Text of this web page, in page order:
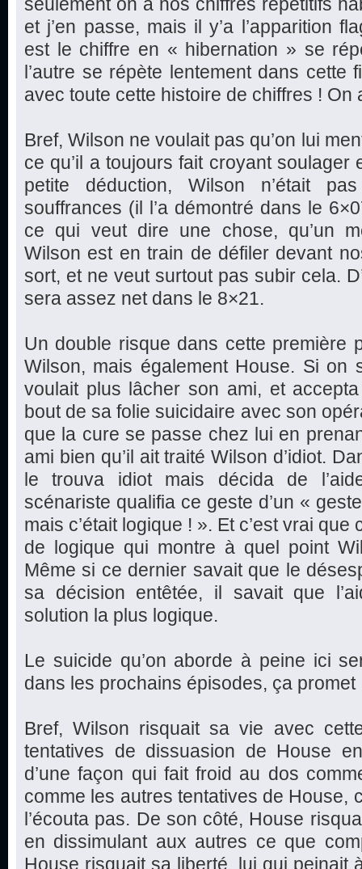
et j’en passe, mais il y’a l’apparition
est le chiffre en « hibernation » se
l’autre se répète lentement dans cette
avec toute cette histoire de chiffres !
Bref, Wilson ne voulait pas qu’on lui
ce qu’il a toujours fait croyant soulager
petite déduction, Wilson n’était
souffrances (il l’a démontré dans le
ce qui veut dire une chose, qu’un
Wilson est en train de défiler devant
sort, et ne veut surtout pas subir cela.
sera assez net dans le 8×21.
Un double risque dans cette première
Wilson, mais également House. Si on
voulait plus lâcher son ami, et
bout de sa folie suicidaire avec son
que la cure se passe chez lui en
ami bien qu’il ait traité Wilson d’idiot.
le trouva idiot mais décida de
scénariste qualifia ce geste d’un «
mais c’était logique ! ». Et c’est vrai que
de logique qui montre à quel point
Même si ce dernier savait que le
sa décision entêtée, il savait que
solution la plus logique.
Le suicide qu’on aborde à peine ici
dans les prochains épisodes, ça promet
Bref, Wilson risquait sa vie avec
tentatives de dissuasion de House
d’une façon qui fait froid au dos
comme les autres tentatives de House,
l’écouta pas. De son côté, House
en dissimulant aux autres ce que
House risquait sa liberté, lui qui peinait